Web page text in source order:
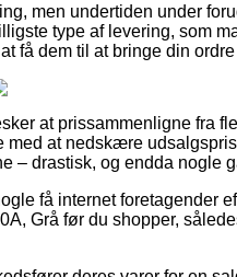
men undertiden under
type af levering, som
få dem til at bringe din
at prissammenligne fra
at nedskære
– drastisk, og endda nogle
få internet foretagender
Grå før du shopper,